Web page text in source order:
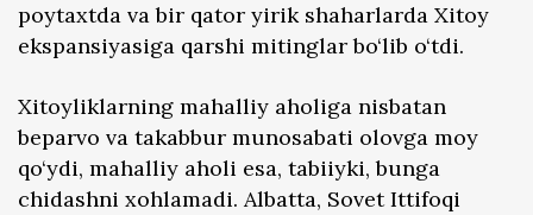
poytaxtda va bir qator yirik shaharlarda Xitoy
ekspansiyasiga qarshi mitinglar bo‘lib o‘tdi.
Xitoyliklarning mahalliy aholiga nisbatan
beparvo va takabbur munosabati olovga moy
qo‘ydi, mahalliy aholi esa, tabiiyki, bunga
chidashni xohlamadi. Albatta, Sovet Ittifoqi